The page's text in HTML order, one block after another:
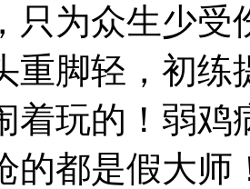
只为众生少
重脚轻，初练
着玩的！弱鸡
的都是假大师